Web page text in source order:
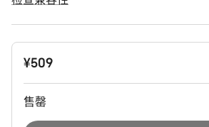
产
¥509
售罄